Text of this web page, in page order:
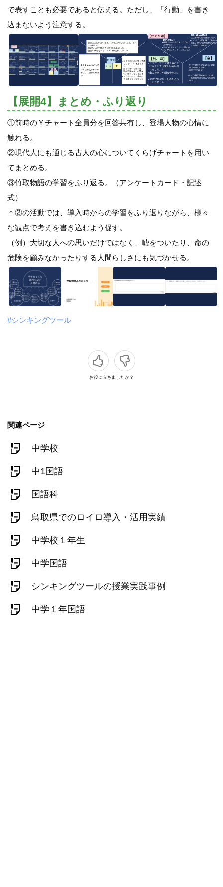
で表すことも必要であると伝える。ただし、「行動」を書き
込まないよう注意する。
【展開4】まとめ・ふり返り
①前時のＹチャート全員分を回答共有し、登場人物の心情に
触れる。
②現代人にも通じる古人の心についてくらげチャートを用い
てまとめる。
③竹取物語の学習をふり返る。（アンケートカード・記述
式）
＊②の活動では、導入時からの学習をふり返りながら、様々
な観点で考えを書き込むよう促す。
（例）大切な人への思いだけではなく、嘘をついたり、命の
危険を顧みなかったりする人間らしさにも気づかせる。
#シンキングツール
お役に立ちましたか？
関連ページ
中学校
中1国語
国語科
鳥取県でのロイロ導入・活用実績
中学校１年生
中学国語
シンキングツールの授業実践事例
中学１年国語